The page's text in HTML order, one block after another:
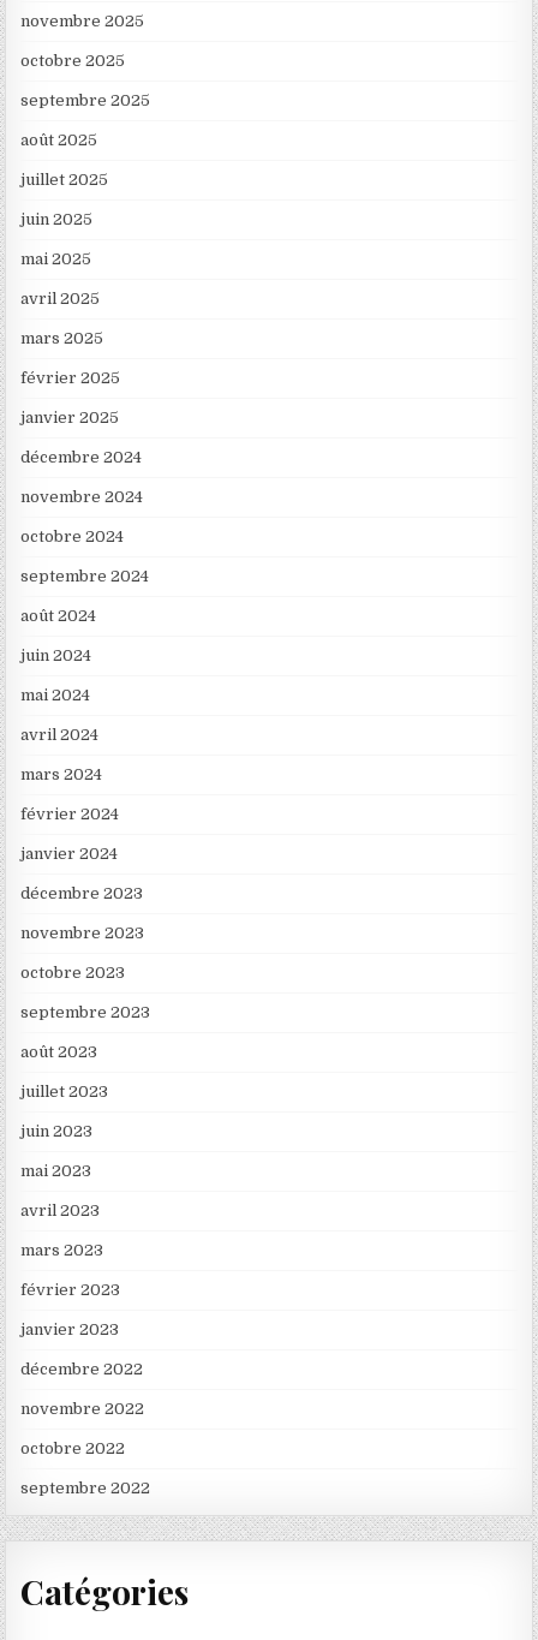
novembre 2025
octobre 2025
septembre 2025
août 2025
juillet 2025
juin 2025
mai 2025
avril 2025
mars 2025
février 2025
janvier 2025
décembre 2024
novembre 2024
octobre 2024
septembre 2024
août 2024
juin 2024
mai 2024
avril 2024
mars 2024
février 2024
janvier 2024
décembre 2023
novembre 2023
octobre 2023
septembre 2023
août 2023
juillet 2023
juin 2023
mai 2023
avril 2023
mars 2023
février 2023
janvier 2023
décembre 2022
novembre 2022
octobre 2022
septembre 2022
Catégories